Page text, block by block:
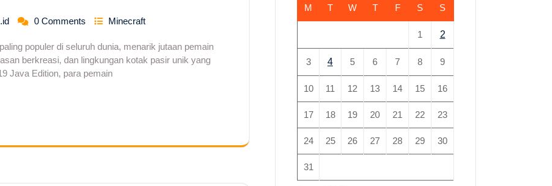
0 Comments Minecraft
populer di seluruh dunia, menarik jutaan pemain
berkreasi, dan lingkungan kotak pasir unik yang
Java Edition, para pemain
M T W T F S S
1 2
3 4 5 6 7 8 9
10 11 12 13 14 15 16
17 18 19 20 21 22 23
24 25 26 27 28 29 30
31